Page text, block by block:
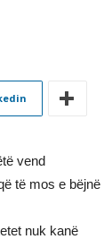
vend
të mos e bëjnë
nuk kanë